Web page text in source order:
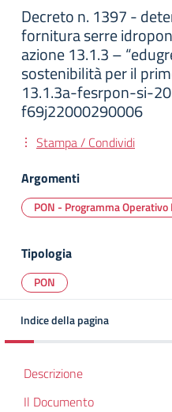
Decreto n. 1397 -
fornitura serre
azione 13.1.3 –
sostenibilità per il
13.1.3a-fesrpon-si-
f69j22000290006
Stampa / Condividi
Argomenti
PON - Programma Operativo
Tipologia
PON
Indice della pagina
Descrizione
Il Documento